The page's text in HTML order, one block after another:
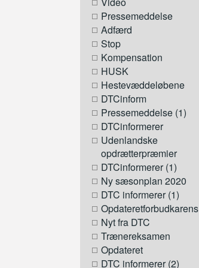
Pressemeddelse
Adfærd
Stop
Kompensation
HUSK
Hestevæddeløbene
DTCinform
Pressemeddelse (1)
DTCinformerer
Udenlandske
opdrætterpræmier
DTCinformerer (1)
Ny sæsonplan 2020
DTC informerer (1)
Opdateretforbudkarens
Nyt fra DTC
Trænereksamen
Opdateret
DTC informerer (2)